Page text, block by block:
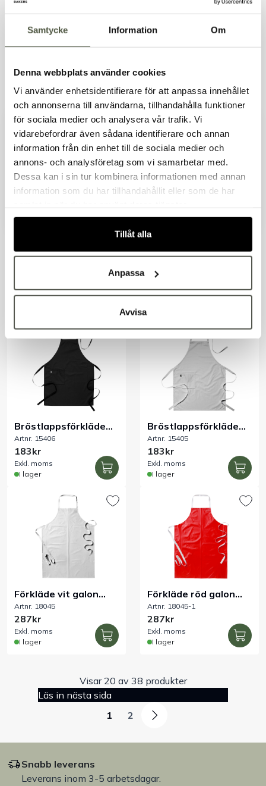
Samtycke Information Om
Denna webbplats använder cookies
Vi använder enhetsidentifierare för att anpassa innehållet
och annonserna till användarna, tillhandahålla funktioner
för sociala medier och analysera vår trafik. Vi
vidarebefordrar även sådana identifierare och annan
information från din enhet till de sociala medier och
annons- och analysföretag som vi samarbetar med.
Dessa kan i sin tur kombinera informationen med annan
information som du har tillhandahållit eller som de har
Tillåt alla
Anpassa
Avvisa
Bröstlappsförkläde
vit 70x100 cm
Artnr. 15469-00
256kr
I lager
Midjeförkläde 100x85
cm denim
Artnr. OUT0143
99kr
I lager
Midjeförkläde 100x85
Exkl. moms
Midjeförkläde svart
Artnr. 15407
Exkl. moms
Bröstlappsförkläde
svart
Artnr. 15406
183kr
Exkl. moms
I lager
Bröstlappsförkläde
vit
Artnr. 15405
183kr
Exkl. moms
I lager
Förkläde vit galon
livsmedel
Artnr. 18045
287kr
Exkl. moms
I lager
Förkläde röd galon
livsmedel
Artnr. 18045-1
287kr
Exkl. moms
I lager
Visar 20 av 38 produkter
Läs in nästa sida
1
2
Snabb leverans
Leverans inom 3-5 arbetsdagar.
Välkommen till Bakers!
Handlar du som företag eller privatperson?
Fortsätt som privatperson